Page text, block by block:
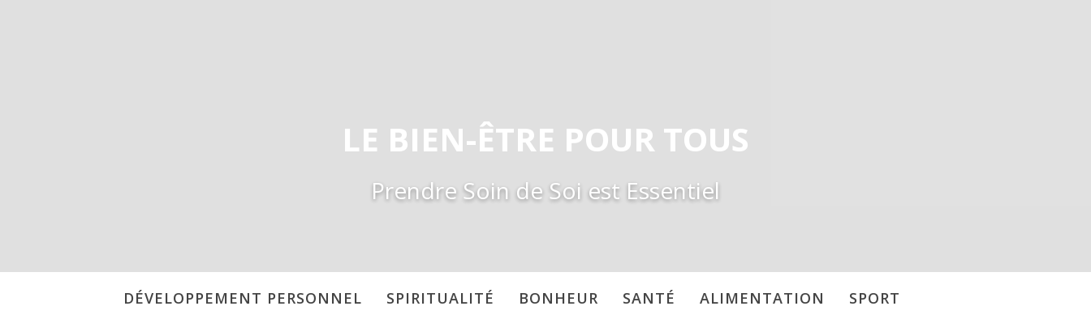
LE BIEN-ÊTRE POUR TOUS
Prendre Soin de Soi est Essentiel
DÉVELOPPEMENT PERSONNEL SPIRITUALITÉ BONHEUR SANTÉ ALIMENTATION SPORT